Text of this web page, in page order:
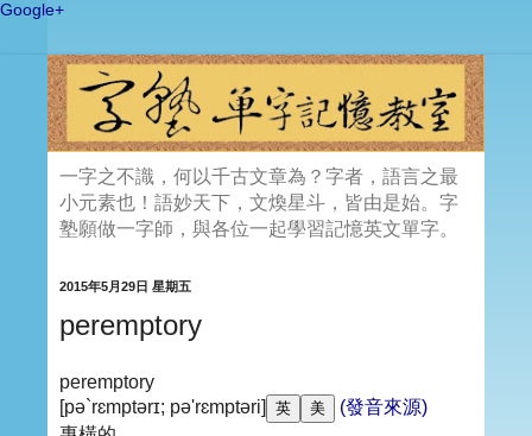
Google+
一字之不識，何以千古文章為？字者，語言之最
小元素也！語妙天下，文煥星斗，皆由是始。字
塾願做一字師，與各位一起學習記憶英文單字。
2015年5月29日 星期五
peremptory
peremptory
[pə`rɛmptərɪ; pə'rɛmptəri]
(發音來源)